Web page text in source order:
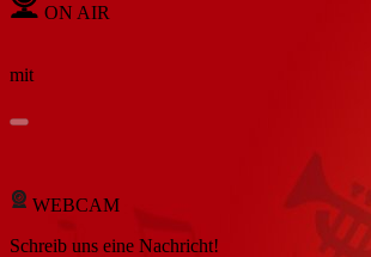
ON AIR
mit
WEBCAM
Schreib uns eine Nachricht!